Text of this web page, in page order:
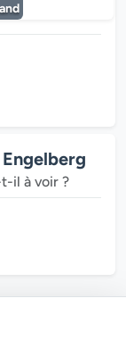
il à voir ?